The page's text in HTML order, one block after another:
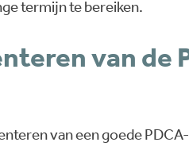
termijn te bereiken.
van de
van een goede